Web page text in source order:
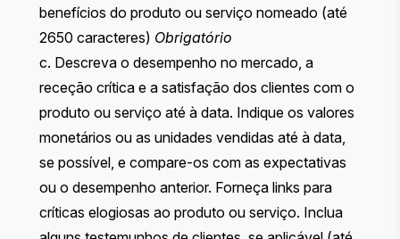
benefícios do produto ou serviço nomeado (até
2650 caracteres) Obrigatório
c. Descreva o desempenho no mercado, a
receção crítica e a satisfação dos clientes com o
produto ou serviço até à data. Indique os valores
monetários ou as unidades vendidas até à data,
se possível, e compare-os com as expectativas
ou o desempenho anterior. Forneça links para
críticas elogiosas ao produto ou serviço. Inclua